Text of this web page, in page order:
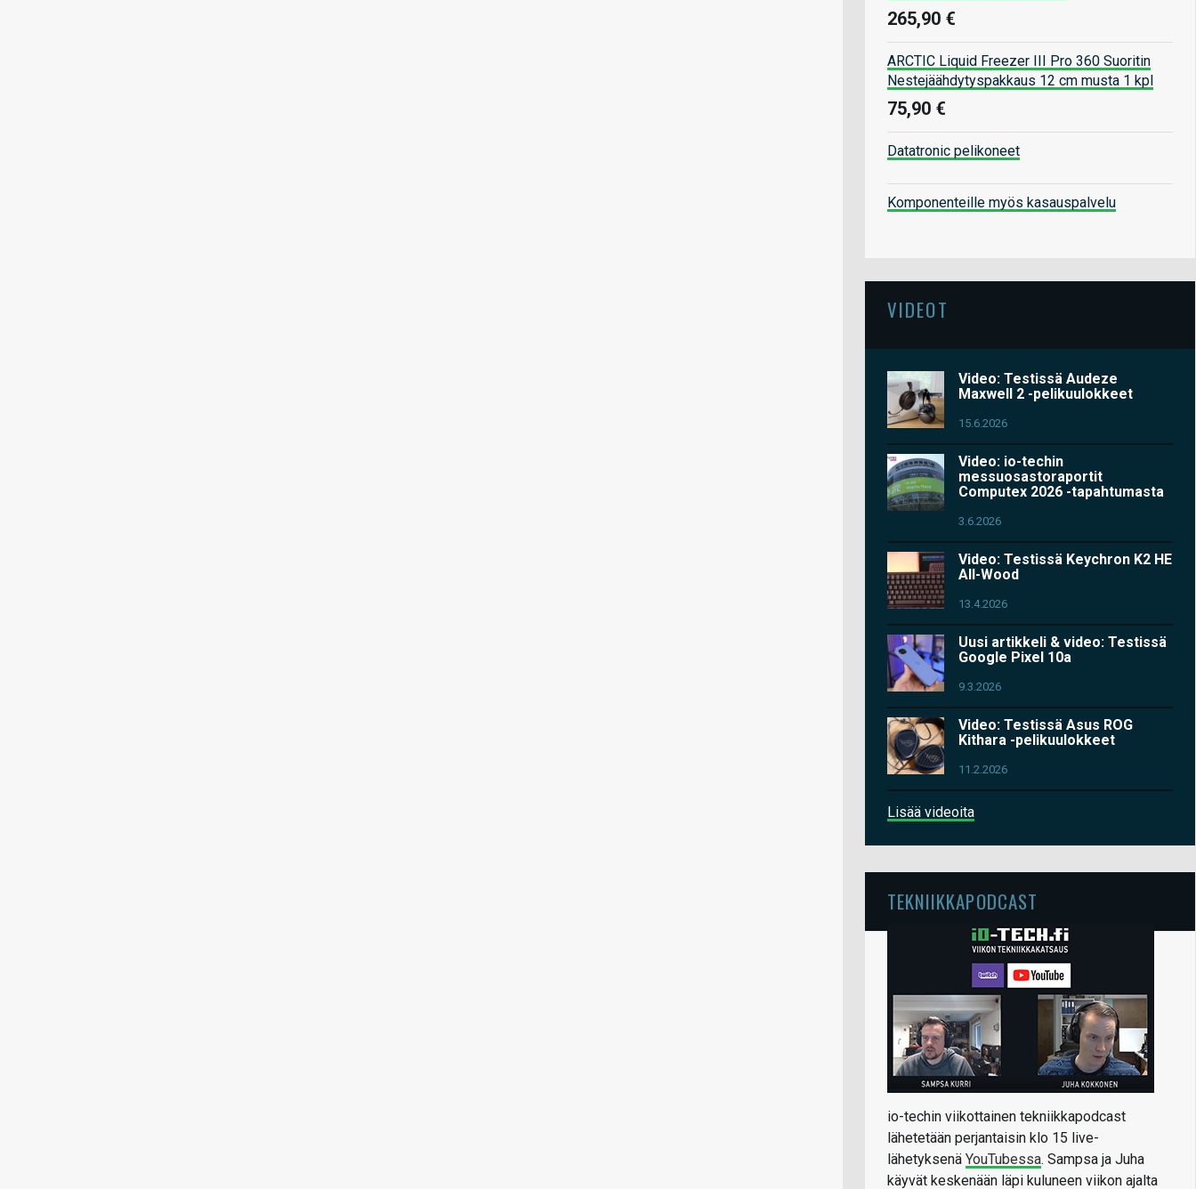
265,90 €
ARCTIC Liquid Freezer III Pro 360 Suoritin
Nestejäähdytyspakkaus 12 cm musta 1 kpl
75,90 €
Datatronic pelikoneet
Komponenteille myös kasauspalvelu
VIDEOT
Video: Testissä Audeze
Maxwell 2 -pelikuulokkeet
15.6.2026
Video: io-techin
messuosastoraportit
Computex 2026 -tapahtumasta
3.6.2026
Video: Testissä Keychron K2 HE
All-Wood
13.4.2026
Uusi artikkeli & video: Testissä
Google Pixel 10a
9.3.2026
Video: Testissä Asus ROG
Kithara -pelikuulokkeet
11.2.2026
Lisää videoita
TEKNIIKKAPODCAST
io-techin viikottainen tekniikkapodcast
lähetetään perjantaisin klo 15 live-
lähetyksenä YouTubessa. Sampsa ja Juha
käyvät keskenään läpi kuluneen viikon ajalta